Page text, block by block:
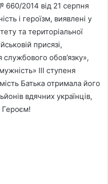
660/2014 від 21 серпня
і героїзм, виявлені у
та територіальної
присязі,
обов’язку»,
III ступеня
Батька отримала його
вдячних українців,
Героєм!